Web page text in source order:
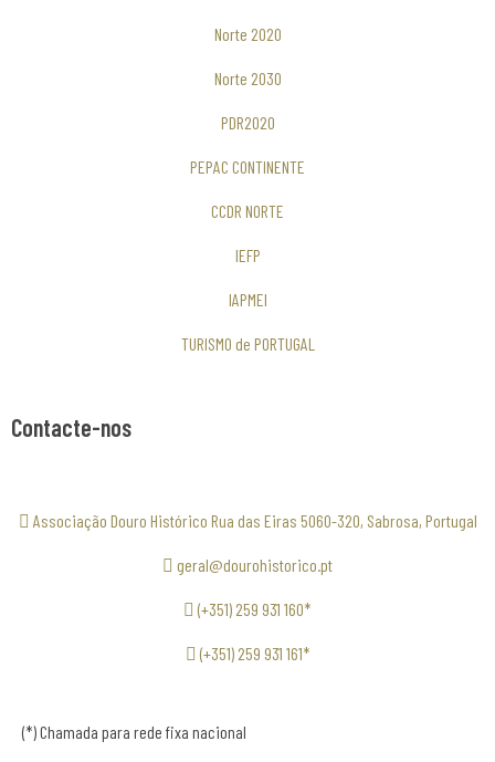
Norte 2020
Norte 2030
PDR2020
PEPAC CONTINENTE
CCDR NORTE
IEFP
IAPMEI
TURISMO de PORTUGAL
Contacte-nos
Associação Douro Histórico Rua das Eiras 5060-320, Sabrosa, Portugal
geral@dourohistorico.pt
(+351) 259 931 160*
(+351) 259 931 161*
(*) Chamada para rede fixa nacional